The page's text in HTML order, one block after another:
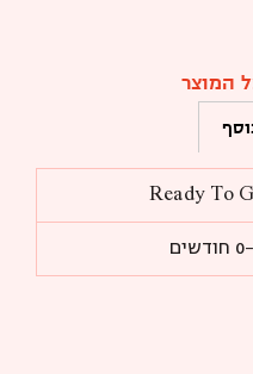
המוצר
Ready To